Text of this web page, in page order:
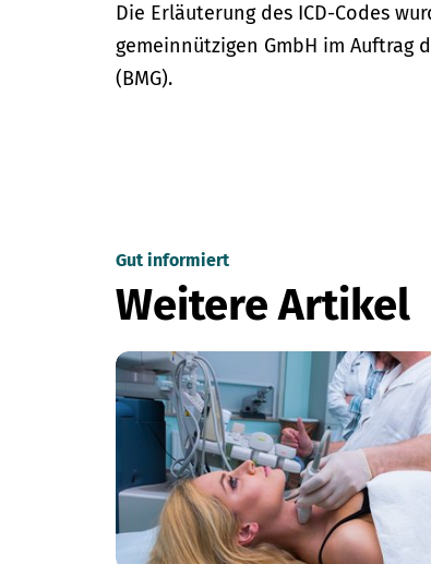
Die Erläuterung des ICD-Codes
gemeinnützigen GmbH im Auftrag
(BMG).
Gut informiert
Weitere Artikel